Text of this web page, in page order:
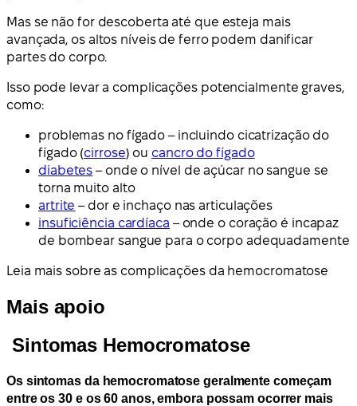
Mas se não for descoberta até que esteja mais
avançada, os altos níveis de ferro podem danificar
partes do corpo.
Isso pode levar a complicações potencialmente graves,
como:
problemas no fígado – incluindo cicatrização do
fígado (cirrose) ou cancro do fígado
diabetes – onde o nível de açúcar no sangue se
torna muito alto
artrite – dor e inchaço nas articulações
insuficiência cardíaca – onde o coração é incapaz
de bombear sangue para o corpo adequadamente
Leia mais sobre as complicações da hemocromatose
Mais apoio
Sintomas Hemocromatose
Os sintomas da hemocromatose geralmente começam
entre os 30 e os 60 anos, embora possam ocorrer mais